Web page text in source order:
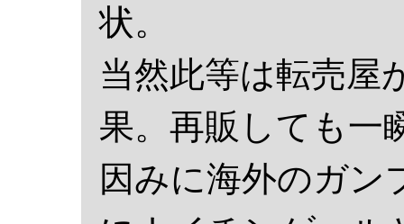
状。
当然此等は転売屋
果。再販しても一
因みに海外のガン